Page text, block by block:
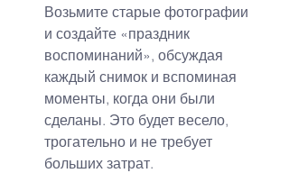
Возьмите старые фотографии
и создайте «праздник
воспоминаний», обсуждая
каждый снимок и вспоминая
моменты, когда они были
сделаны. Это будет весело,
трогательно и не требует
больших затрат.